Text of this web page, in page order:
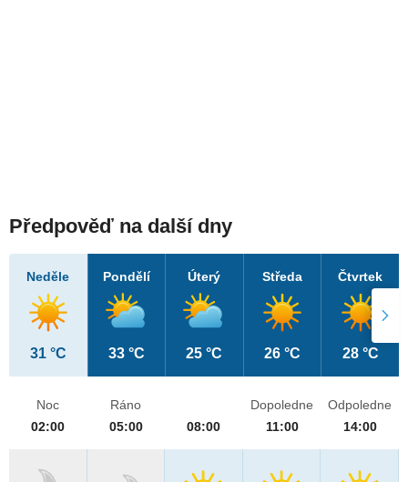
Předpověď na další dny
Neděle
31 °C
Pondělí
33 °C
Úterý
25 °C
Středa
26 °C
Čtvrtek
28 °C
Noc
02:00
Ráno
05:00
08:00
Dopoledne
11:00
Odpoledne
14:00